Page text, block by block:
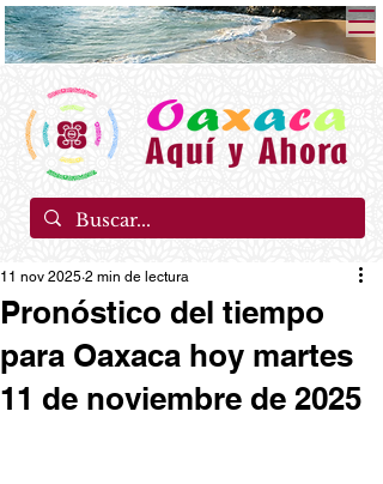
Pronóstico del tiempo
para Oaxaca hoy martes
11 de noviembre de 2025
11 nov 2025 2 min de lectura